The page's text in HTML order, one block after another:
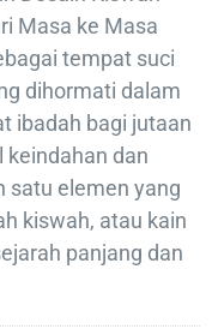
Masa ke Masa
tempat suci
dihormati dalam
ibadah bagi jutaan
dan
satu elemen yang
kiswah, atau kain
panjang dan